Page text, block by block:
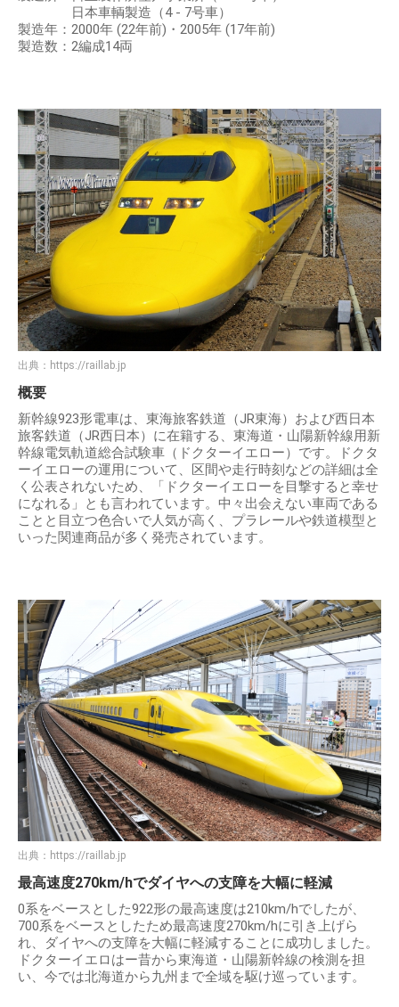
日本車輌製造（4 - 7号車）
製造年：2000年 (22年前)・2005年 (17年前)
製造数：2編成14両
出典： https://raillab.jp
概要
新幹線923形電車は、東海旅客鉄道（JR東海）および西日本
旅客鉄道（JR西日本）に在籍する、東海道・山陽新幹線用新
幹線電気軌道総合試験車（ドクターイエロー）です。ドクタ
ーイエローの運用について、区間や走行時刻などの詳細は全
く公表されないため、「ドクターイエローを目撃すると幸せ
になれる」とも言われています。中々出会えない車両である
ことと目立つ色合いで人気が高く、プラレールや鉄道模型と
いった関連商品が多く発売されています。
出典： https://raillab.jp
最高速度270km/hでダイヤへの支障を大幅に軽減
0系をベースとした922形の最高速度は210km/hでしたが、
700系をベースとしたため最高速度270km/hに引き上げら
れ、ダイヤへの支障を大幅に軽減することに成功しました。
ドクターイエロはー昔から東海道・山陽新幹線の検測を担
い、今では北海道から九州まで全域を駆け巡っています。